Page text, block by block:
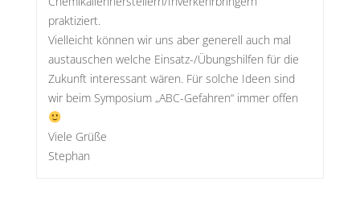
praktiziert.
Vielleicht können wir uns aber generell auch mal
austauschen welche Einsatz-/Übungshilfen für die
Zukunft interessant wären. Für solche Ideen sind
wir beim Symposium „ABC-Gefahren“ immer offen
Viele Grüße
Stephan